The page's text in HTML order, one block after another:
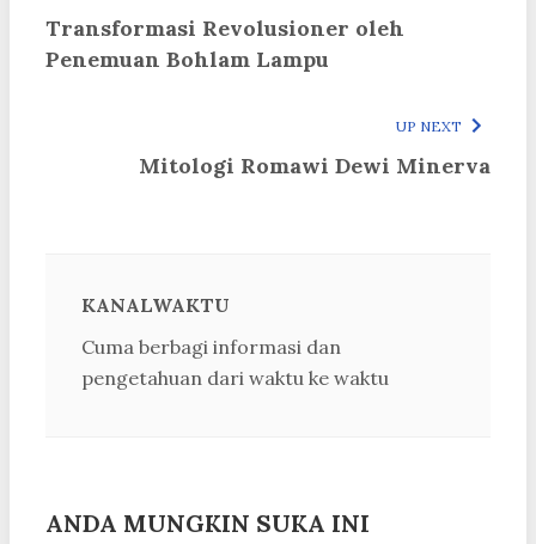
Transformasi Revolusioner oleh
Penemuan Bohlam Lampu
UP NEXT
Mitologi Romawi Dewi Minerva
KANALWAKTU
Cuma berbagi informasi dan
pengetahuan dari waktu ke waktu
ANDA MUNGKIN SUKA INI